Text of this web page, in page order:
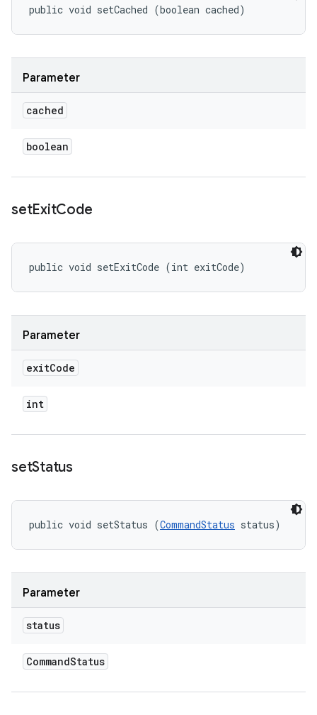
public void setCached (boolean cached)
Parameter
cached
boolean
setExitCode
public void setExitCode (int exitCode)
Parameter
exitCode
int
setStatus
public void setStatus (CommandStatus status)
Parameter
status
CommandStatus